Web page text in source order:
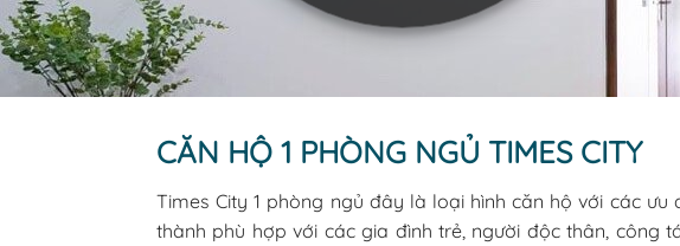
CĂN HỘ 1 PHÒNG NGỦ TIMES CITY
Times City 1 phòng ngủ đây là loại hình căn hộ với các ưu
thành phù hợp với các gia đình trẻ, người độc thân, công